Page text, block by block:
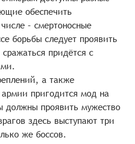
обеспечить
– смертоносные
борьбы следует проявить
придётся с
а также
пригодится мод на
должны проявить мужество
здесь выступают три
же боссов.